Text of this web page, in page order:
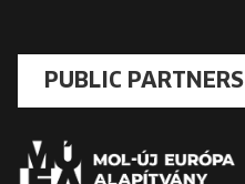
PUBLIC PARTNERS